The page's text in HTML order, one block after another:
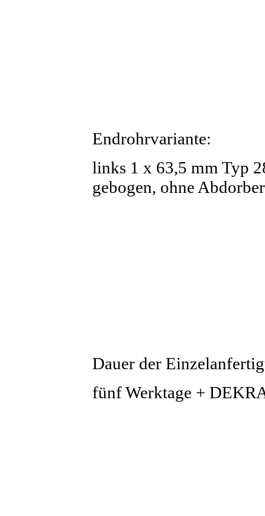
Endrohrvariante:
links 1 x 63,5 mm Typ
gebogen, ohne Abdorber
Dauer der
fünf Werktage +